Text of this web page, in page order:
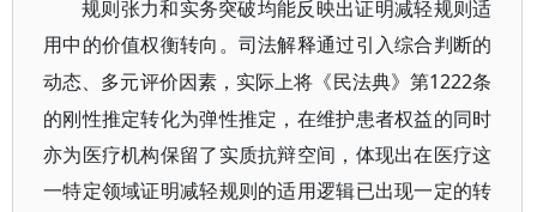
规则张力和实务突破均能反映出证明减轻规则适
用中的价值权衡转向。司法解释通过引入综合判断的
动态、多元评价因素，实际上将《民法典》第1222条
的刚性推定转化为弹性推定，在维护患者权益的同时
亦为医疗机构保留了实质抗辩空间，体现出在医疗这
一特定领域证明减轻规则的适用逻辑已出现一定的转